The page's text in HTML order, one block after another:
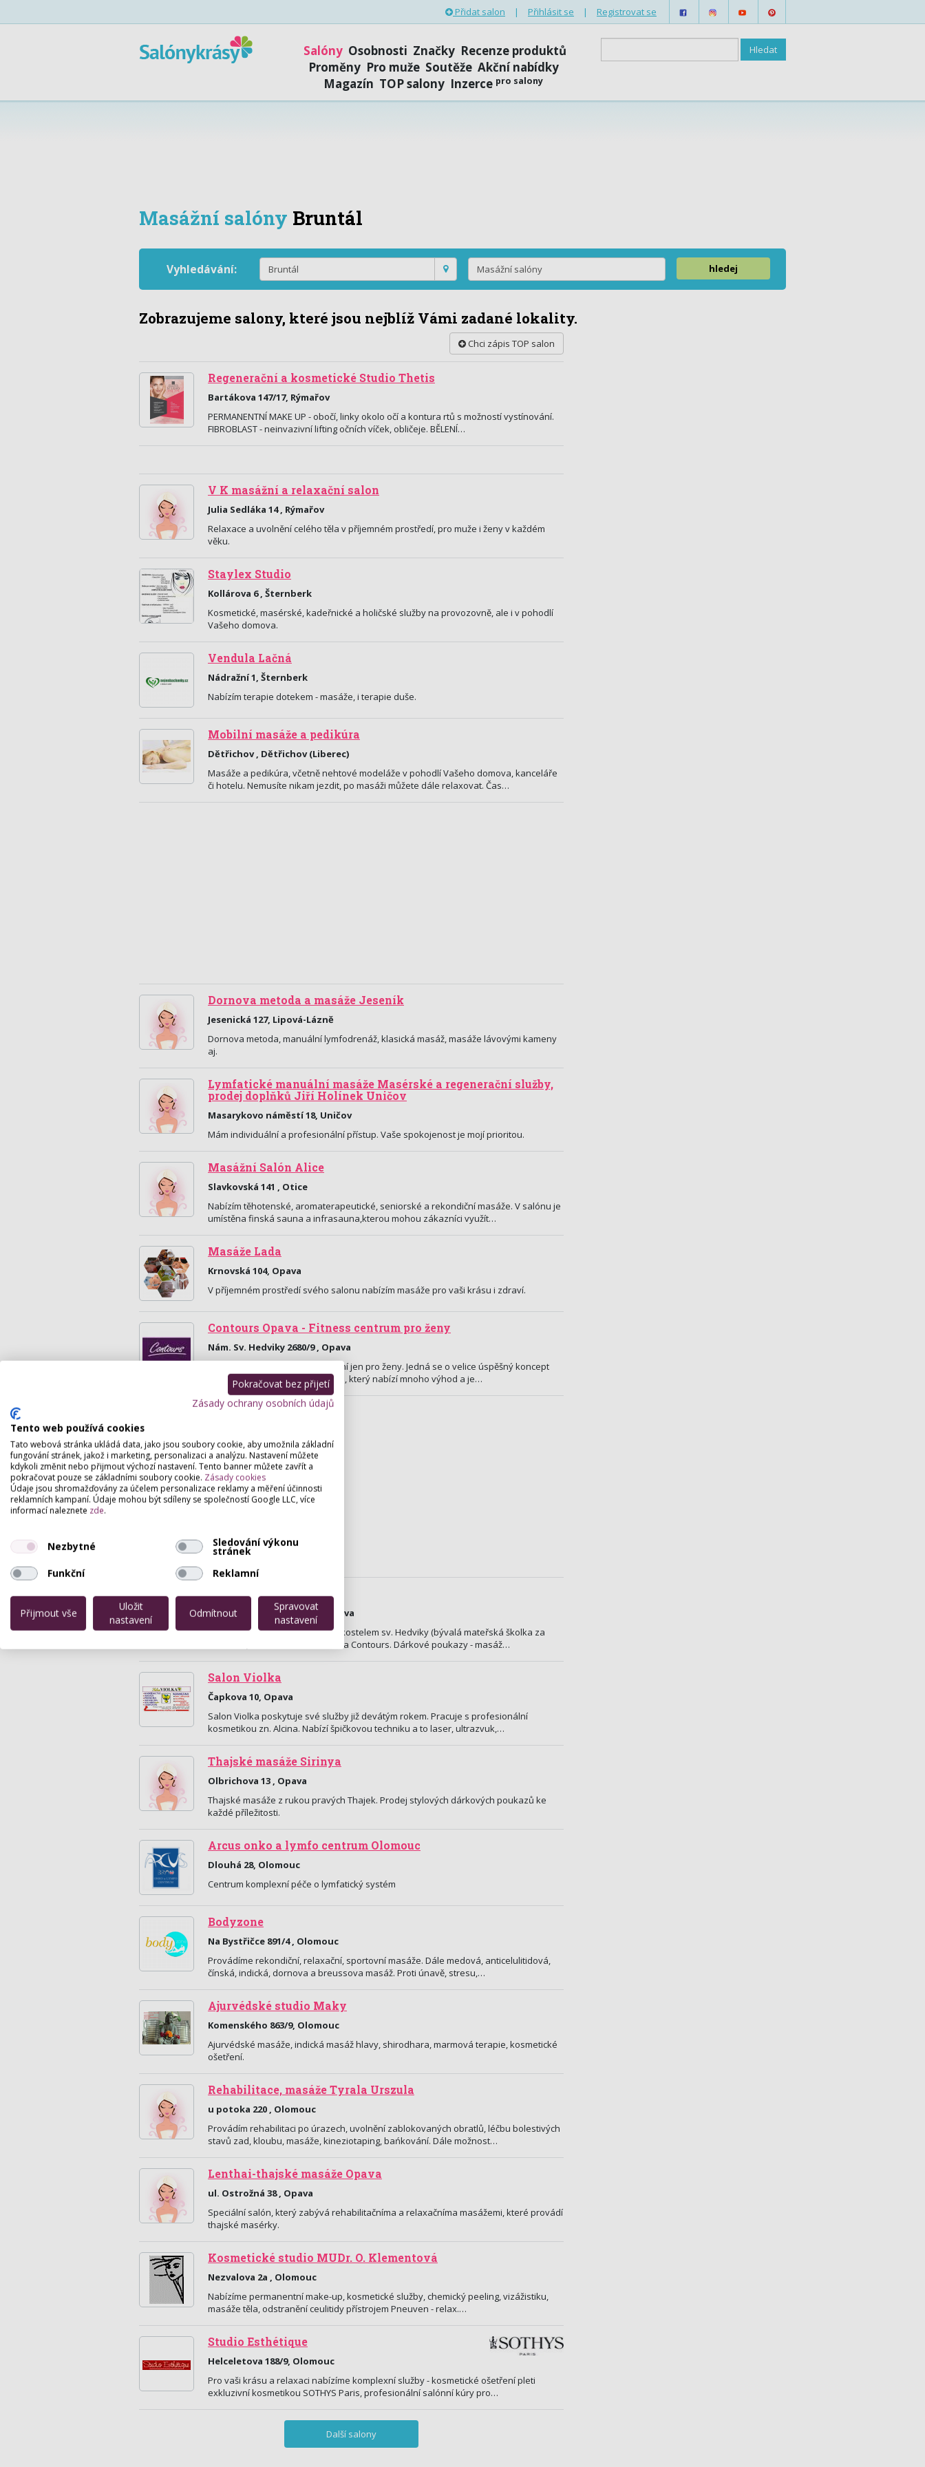
Přidat salon | Přihlásit se | Registrovat se
Salóny Osobnosti Značky Recenze produktů
Proměny Pro muže Soutěže Akční nabídky
Magazín TOP salony Inzerce pro salony
Masážní salóny Bruntál
Vyhledávání: hledej
Zobrazujeme salony, které jsou nejblíž Vámi zadané lokality.
Chci zápis TOP salon
Regenerační a kosmetické Studio Thetis
Bartákova 147/17, Rýmařov
PERMANENTNÍ MAKE UP - obočí, linky okolo očí a kontura rtů s možností vystínování.
FIBROBLAST - neinvazivní lifting očních víček, obličeje. BĚLENÍ…
V K masážní a relaxační salon
Julia Sedláka 14 , Rýmařov
Relaxace a uvolnění celého těla v příjemném prostředí, pro muže i ženy v každém
věku.
Staylex Studio
Kollárova 6 , Šternberk
Kosmetické, masérské, kadeřnické a holičské služby na provozovně, ale i v pohodlí
Vašeho domova.
Vendula Lačná
Nádražní 1, Šternberk
Nabízím terapie dotekem - masáže, i terapie duše.
Mobilní masáže a pedikúra
Dětřichov , Dětřichov (Liberec)
Masáže a pedikúra, včetně nehtové modeláže v pohodlí Vašeho domova, kanceláře
či hotelu. Nemusíte nikam jezdit, po masáži můžete dále relaxovat. Čas…
Dornova metoda a masáže Jeseník
Jesenická 127, Lipová-Lázně
Dornova metoda, manuální lymfodrenáž, klasická masáž, masáže lávovými kameny
aj.
Lymfatické manuální masáže Masérské a regenerační služby,
prodej doplňků Jiří Holínek Uničov
Masarykovo náměstí 18, Uničov
Mám individuální a profesionální přístup. Vaše spokojenost je mojí prioritou.
Masážní Salón Alice
Slavkovská 141 , Otice
Nabízím těhotenské, aromaterapeutické, seniorské a rekondiční masáže. V salónu je
umístěna finská sauna a infrasauna,kterou mohou zákazníci využít…
Masáže Lada
Krnovská 104, Opava
V příjemném prostředí svého salonu nabízím masáže pro vaši krásu i zdraví.
Contours Opava - Fitness centrum pro ženy
Nám. Sv. Hedviky 2680/9 , Opava
Fitness Contours Opava je cvičení jen pro ženy. Jedná se o velice úspěšný koncept
fitnesss pro ženy ve 30 minutách, který nabízí mnoho výhod a je…
EuforiKa-masáže
Náměstí Svaté Hedviky 9, Opava
EuforiKa masáže se nachází za kostelem sv. Hedviky (bývalá mateřská školka za
kostelem) v budově fitness centra Contours. Dárkové poukazy - masáž…
Salon Violka
Čapkova 10, Opava
Salon Violka poskytuje své služby již devátým rokem. Pracuje s profesionální
kosmetikou zn. Alcina. Nabízí špičkovou techniku a to laser, ultrazvuk,…
Thajské masáže Sirinya
Olbrichova 13 , Opava
Thajské masáže z rukou pravých Thajek. Prodej stylových dárkových poukazů ke
každé příležitosti.
Arcus onko a lymfo centrum Olomouc
Dlouhá 28, Olomouc
Centrum komplexní péče o lymfatický systém
Bodyzone
Na Bystřičce 891/4 , Olomouc
Provádíme rekondiční, relaxační, sportovní masáže. Dále medová, anticelulitidová,
čínská, indická, dornova a breussova masáž. Proti únavě, stresu,…
Ajurvédské studio Maky
Komenského 863/9, Olomouc
Ajurvédské masáže, indická masáž hlavy, shirodhara, marmová terapie, kosmetické
ošetření.
Rehabilitace, masáže Tyrala Urszula
u potoka 220 , Olomouc
Provádím rehabilitaci po úrazech, uvolnění zablokovaných obratlů, léčbu bolestivých
stavů zad, kloubu, masáže, kineziotaping, bańkování. Dále možnost…
Lenthai-thajské masáže Opava
ul. Ostrožná 38 , Opava
Speciální salón, který zabývá rehabilitačníma a relaxačníma masážemi, které provádí
thajské masérky.
Kosmetické studio MUDr. O. Klementová
Nezvalova 2a , Olomouc
Nabízíme permanentní make-up, kosmetické služby, chemický peeling, vizážistiku,
masáže těla, odstranění ceulitidy přístrojem Pneuven - relax.…
Studio Esthétique
Helceletova 188/9, Olomouc
Pro vaši krásu a relaxaci nabízíme komplexní služby - kosmetické ošetření pleti
exkluzivní kosmetikou SOTHYS Paris, profesionální salónní kúry pro…
Další salony
Pokračovat bez přijetí
Zásady ochrany osobních údajů
Tento web používá cookies
Tato webová stránka ukládá data, jako jsou soubory cookie, aby umožnila základní
fungování stránek, jakož i marketing, personalizaci a analýzu. Nastavení můžete
kdykoli změnit nebo přijmout výchozí nastavení. Tento banner můžete zavřít a
pokračovat pouze se základními soubory cookie. Zásady cookies
Údaje jsou shromažďovány za účelem personalizace reklamy a měření účinnosti
reklamních kampaní. Údaje mohou být sdíleny se společností Google LLC, více
informací naleznete zde.
Nezbytné Sledování výkonu
stránek
Funkční
Reklamní
Přijmout vše
Uložit
nastavení
Odmítnout
Spravovat
nastavení